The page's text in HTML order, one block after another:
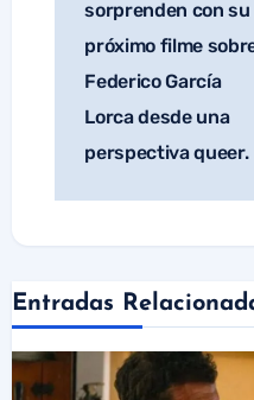
sorprenden con su
próximo filme
Federico García
Lorca desde una
perspectiva queer.
Entradas